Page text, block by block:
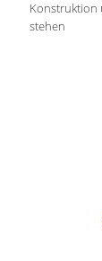
Konstruktion
stehen